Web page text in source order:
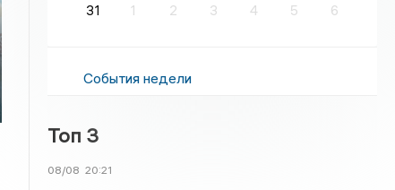
31
1 2 3 4 5 6
События недели
Топ 3
08/08 20:21